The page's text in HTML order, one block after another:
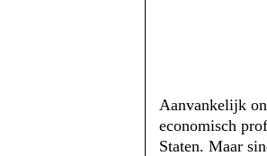
Aanvankelijk
economisch
Staten. Maar